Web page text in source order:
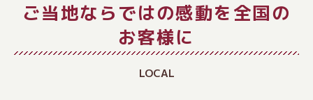
ご当地ならではの感動を全国の
お客様に
LOCAL